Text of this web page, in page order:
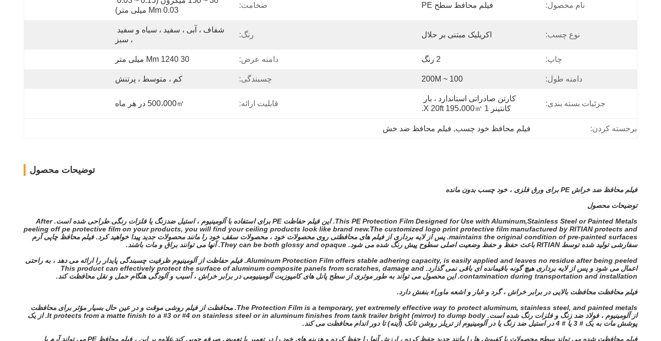
نام محصول: فیلم محافظ سطح PE ضخامت:
Mm 0.03 میلی متر)
نوع چسب: اکریلیک مبتنی بر حلال رنگ:
، سبز
چاپ: 2 رنگ دامنه عرض: 30 Mm 1240 میلی متر
دامنه طول: 100 ~ 200M چسبندگی: کم ، متوسط ​​، پرتنش
جزئیات بسته بندی:
کانتینر 1 X 20ft 195،000㎡.
قابلیت ارائه: 500،000㎡ در هر ماه
برجسته کردن: فیلم محافظ خود چسب, فیلم محافظ ضد خش
توضیحات محصول
فیلم محافظ ضد خراش PE برای ورق فلزی ، خود چسب بدون مانده
توضیحات محصول
This PE Protection Film Designed for Use with Aluminum,Stainless Steel or Painted Metals. این فیلم حفاظت PE برای استفاده با آلومینیوم ، استیل ضدزنگ یا فلزات رنگی طراحی شده است.
After
peeling off pe protective film on your products, you will find your ceiling products look like brand new.The customized logo print protective film manufactured by RITIAN protects and
maintains the original condition of pre-painted surfaces. پس از لایه برداری از فیلم های محافظتی روی محصولات خود ، محصولات سقف خود را مانند محصولات جدید پیدا خواهید کرد. فیلم محافظ چاپی آرم
سفارشی تولید شده توسط RITIAN باعث حفظ و حفظ وضعیت اصلی سطوح پیش رنگ شده می شود.
They can be both glossy and opaque. آنها می توانند براق و مات باشند.
Aluminum Protection Film offers stable adhering capacity, is easily applied and leaves no residue after being peeled. فیلم حفاظت از آلومینیوم ظرفیت چسبندگی پایدار را ارائه می دهد ، به راحتی
اعمال می شود و پس از لایه برداری هیچ گونه باقیمانده ای باقی نمی گذارد. This product can effectively protect the surface of aluminum composite panels from scratches, damage and
contamination during transportation and installation. این محصول می تواند به طور موثری از سطح پانل های کامپوزیت آلومینیومی در برابر خراش ، آسیب و آلودگی هنگام حمل و نقل محافظت کند.
فیلم محافظت محافظت بالایی در برابر خراش ، گرد و غبار و اشعه ماوراء بنفش دارد.
The Protection Film is a temporary, yet extremely effective way to protect aluminum, stainless steel, and painted metals. محافظت از فیلم روشی موقت و در عین حال بسیار مؤثر برای محافظت
از آلومینیوم ، فولاد ضد زنگ و فلزات رنگ شده است. It protects from a matte finish to a #3 or #4 on stainless steel or in aluminum finishes from tank trailer bright (mirror) to dump body. از یک
پوشش مات به یک # 3 یا # 4 در استیل ضد زنگ یا در آلومینیوم از تریلر روشن تانک (آینه) تا دور اندام محافظت می کند.
فیلم محافظت شده می تواند سطح محصولات یا کفپوش ها را مانند جدید حفظ کرده ، ارزش آنها را حفظ کرده و هزینه های خود را در تعمیر یا تعویض صرفه جویی کند.
علاوه بر این ، فیلم محافظ PE می تواند آرم یا